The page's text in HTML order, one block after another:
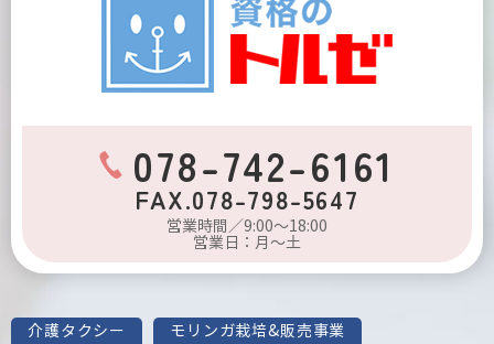
078-742-6161
FAX.078-798-5647
営業時間／9:00～18:00
営業日：月～土
介護タクシー モリンガ栽培&販売事業